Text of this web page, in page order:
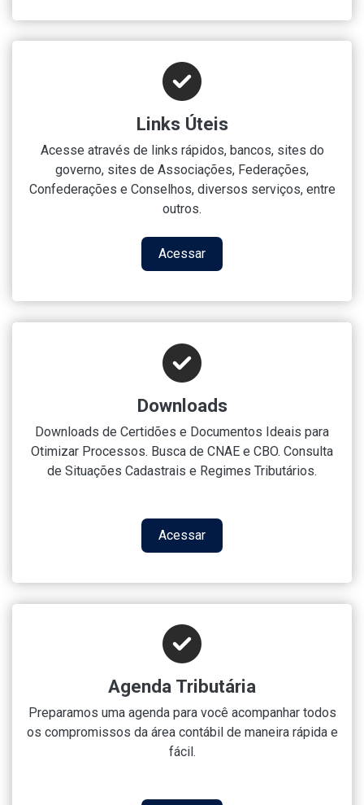
Links Úteis
Acesse através de links rápidos, bancos, sites do
governo, sites de Associações, Federações,
Confederações e Conselhos, diversos serviços, entre
outros.
Acessar
Downloads
Downloads de Certidões e Documentos Ideais para
Otimizar Processos. Busca de CNAE e CBO. Consulta
de Situações Cadastrais e Regimes Tributários.
Acessar
Agenda Tributária
Preparamos uma agenda para você acompanhar todos
os compromissos da área contábil de maneira rápida e
fácil.